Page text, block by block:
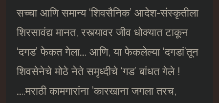
सच्चा आणि समान्य ‘शिवसैनिक’ आदेश-संस्कृतीला
शिरसावंद्य मानत, रस्त्यावर जीव धोक्यात टाकून
‘दगड’ फेकत गेला…. आणि, या फेकलेल्या ‘दगडां’तून
शिवसेनेचे मोठे नेते समृध्दीचे ‘गड’ बांधत गेले !
…..मराठी कामगारांना ’कारखाना जगला तरच,